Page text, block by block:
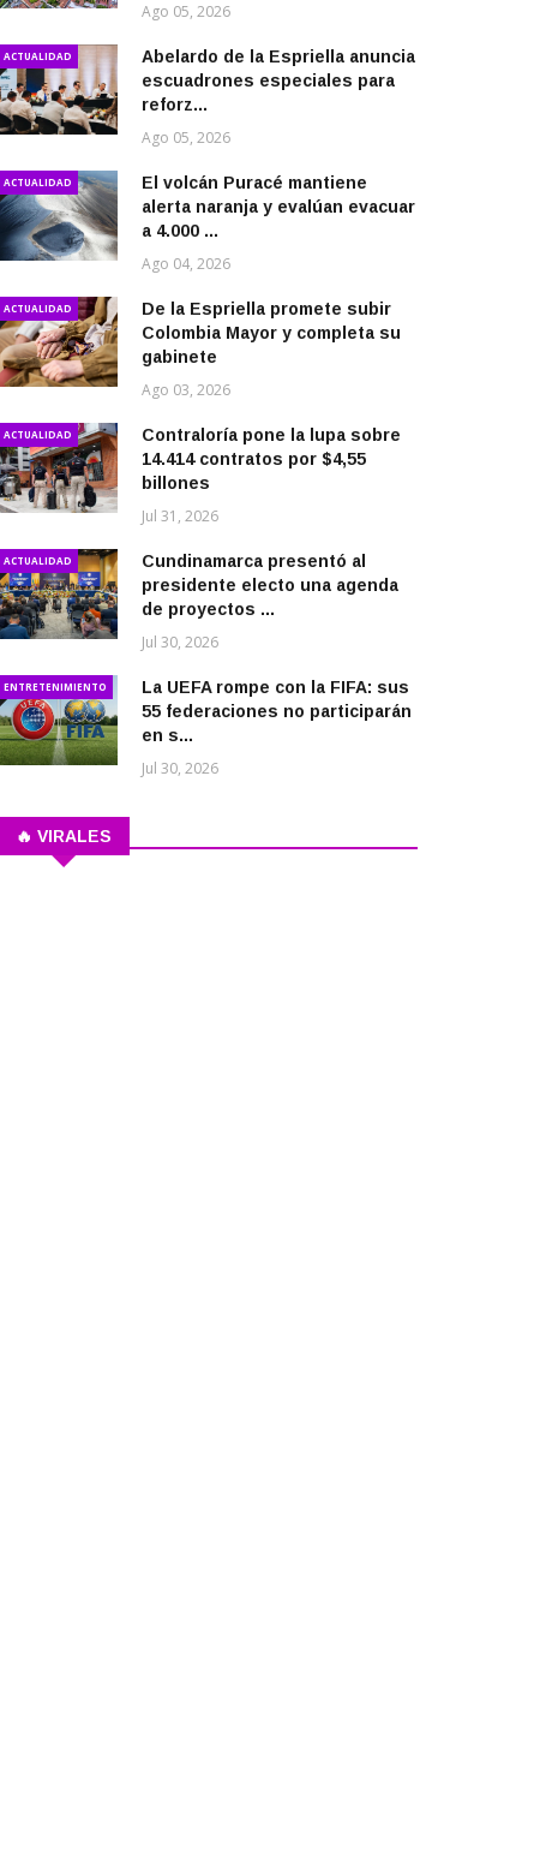
Ago 05, 2026
ACTUALIDAD
Abelardo de la Espriella anuncia
escuadrones especiales para
reforz...
Ago 05, 2026
ACTUALIDAD
El volcán Puracé mantiene
alerta naranja y evalúan evacuar
a 4.000 ...
Ago 04, 2026
ACTUALIDAD
De la Espriella promete subir
Colombia Mayor y completa su
gabinete
Ago 03, 2026
ACTUALIDAD
Contraloría pone la lupa sobre
14.414 contratos por $4,55
billones
Jul 31, 2026
ACTUALIDAD
Cundinamarca presentó al
presidente electo una agenda
de proyectos ...
Jul 30, 2026
ENTRETENIMIENTO
La UEFA rompe con la FIFA: sus
55 federaciones no participarán
en s...
Jul 30, 2026
🔥 VIRALES